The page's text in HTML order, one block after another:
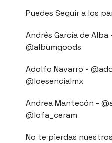
Puedes Seguir a los
Andrés García de
@albumgoods
Adolfo Navarro -
@loesencialmx
Andrea Mantecón -
@lofa_ceram
No te pierdas